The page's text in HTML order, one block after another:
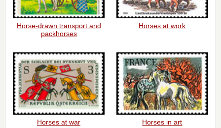
Horse-drawn transport and
packhorses
Horses at work
Horses at war Horses in art